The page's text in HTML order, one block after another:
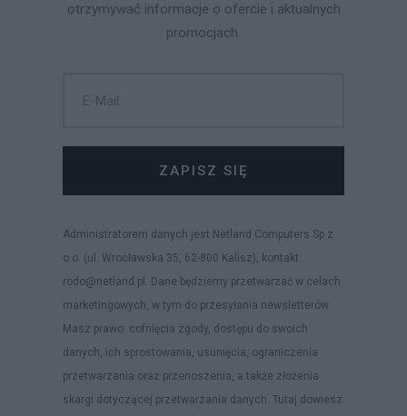
otrzymywać informacje o ofercie i aktualnych
promocjach.
ZAPISZ SIĘ
Administratorem danych jest Netland Computers Sp z
o.o. (ul. Wrocławska 35, 62-800 Kalisz), kontakt:
rodo@netland.pl. Dane będziemy przetwarzać w celach
marketingowych, w tym do przesyłania newsletterów.
Masz prawo: cofnięcia zgody, dostępu do swoich
danych, ich sprostowania, usunięcia, ograniczenia
przetwarzania oraz przenoszenia, a także złożenia
skargi dotyczącej przetwarzania danych. Tutaj dowiesz